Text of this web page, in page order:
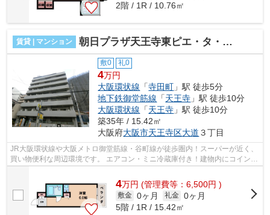
2階 / 1R / 10.76㎡
賃貸 | マンション 朝日プラザ天王寺東ピエ・タ・テール
敷0 礼0
4万円
大阪環状線 「寺田町 」駅 徒歩5分
地下鉄御堂筋線 「天王寺 」駅 徒歩10分
大阪環状線 「天王寺 」駅 徒歩10分
築35年 / 15.42㎡
大阪府大阪市天王寺区大道 ３丁目
JR大阪環状線や大阪メトロ御堂筋線・谷町線が徒歩圏内！スーパーが近く、
買い物便利な周辺環境です。 エアコン・ミニ冷蔵庫付き！建物内にコインラ
4万円 (管理費等：6,500円 )
敷金 0ヶ月 礼金 0ヶ月
5階 / 1R / 15.42㎡